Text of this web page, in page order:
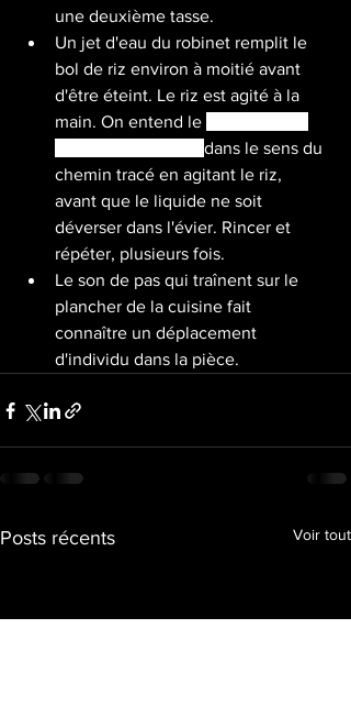
une deuxième tasse.
Un jet d'eau du robinet remplit le
bol de riz environ à moitié avant
d'être éteint. Le riz est agité à la
main. On entend le
dans le sens du
chemin tracé en agitant le riz,
avant que le liquide ne soit
déverser dans l'évier. Rincer et
répéter, plusieurs fois.
Le son de pas qui traînent sur le
plancher de la cuisine fait
connaître un déplacement
d'individu dans la pièce.
Posts récents Voir tout